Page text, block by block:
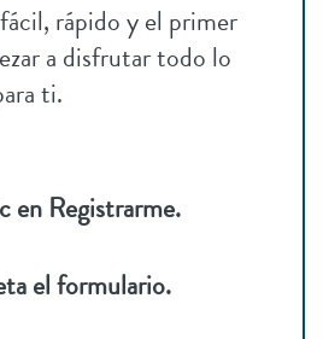
rápido y el primer
a disfrutar todo lo
ti.
en Registrarme.
el formulario.